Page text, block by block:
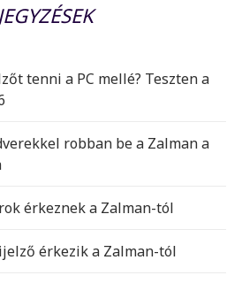
tenni a PC mellé? Teszten a
robban be a Zalman a
érkeznek a Zalman-tól
érkezik a Zalman-tól